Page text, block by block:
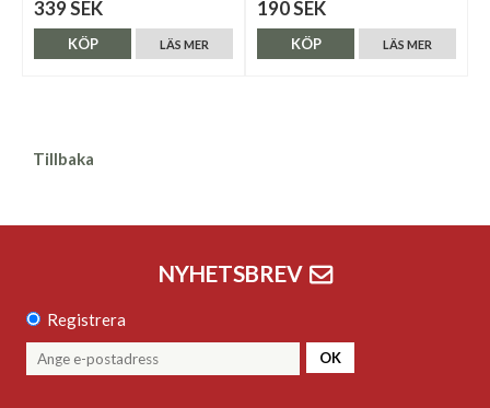
339 SEK
LÄS MER
KÖP
190 SEK
LÄS MER
KÖP
Tillbaka
NYHETSBREV
Registrera
OK